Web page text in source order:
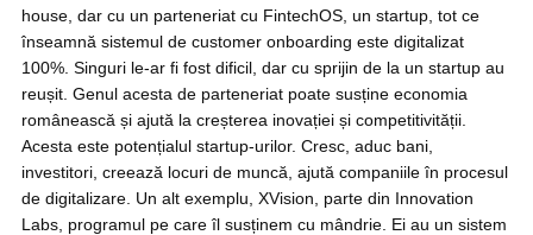
house, dar cu un parteneriat cu FintechOS, un startup, tot ce
înseamnă sistemul de customer onboarding este digitalizat
100%. Singuri le-ar fi fost dificil, dar cu sprijin de la un startup au
reușit. Genul acesta de parteneriat poate susține economia
românească și ajută la creșterea inovației și competitivității.
Acesta este potențialul startup-urilor. Cresc, aduc bani,
investitori, creează locuri de muncă, ajută companiile în procesul
de digitalizare. Un alt exemplu, XVision, parte din Innovation
Labs, programul pe care îl susținem cu mândrie. Ei au un sistem